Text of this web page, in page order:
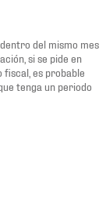
del mismo mes
si se pide en
es probable
tenga un periodo